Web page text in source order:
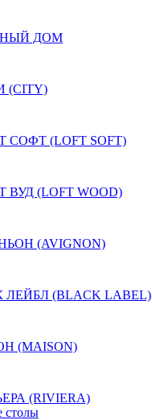
ДОМ
(CITY)
СОФТ (LOFT SOFT)
ВУД (LOFT WOOD)
(AVIGNON)
ЛЕЙБЛ (BLACK LABEL)
(MAISON)
(RIVIERA)
столы